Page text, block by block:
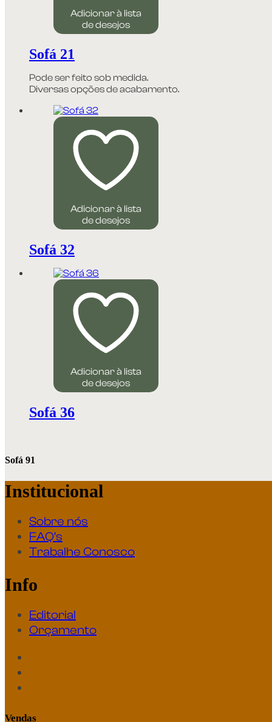
Adicionar à lista
de desejos
Sofá 21
Pode ser feito sob medida.
Diversas opções de acabamento.
Adicionar à lista
de desejos
Sofá 32
Adicionar à lista
de desejos
Sofá 36
Sofá 91
Institucional
Sobre nós
FAQ’s
Trabalhe Conosco
Info
Editorial
Orçamento
Vendas